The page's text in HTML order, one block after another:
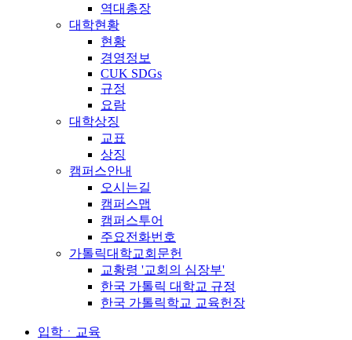
역대총장
대학현황
현황
경영정보
CUK SDGs
규정
요람
대학상징
교표
상징
캠퍼스안내
오시는길
캠퍼스맵
캠퍼스투어
주요전화번호
가톨릭대학교회문헌
교황령 '교회의 심장부'
한국 가톨릭 대학교 규정
한국 가톨릭학교 교육헌장
입학ㆍ교육